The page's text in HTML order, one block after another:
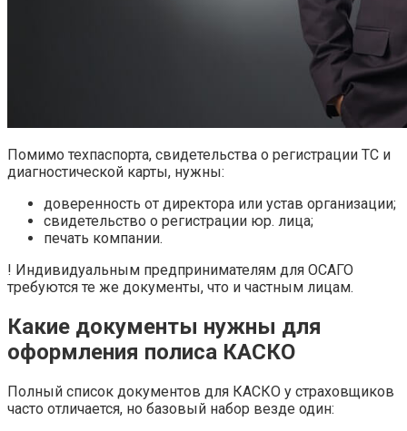
Помимо техпаспорта, свидетельства о регистрации ТС и
диагностической карты, нужны:
доверенность от директора или устав организации;
свидетельство о регистрации юр. лица;
печать компании.
! Индивидуальным предпринимателям для ОСАГО
требуются те же документы, что и частным лицам.
Какие документы нужны для
оформления полиса КАСКО
Полный список документов для КАСКО у страховщиков
часто отличается, но базовый набор везде один: